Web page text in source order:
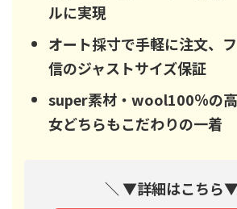
ルに実現
オート採寸で手軽に注文、
信のジャストサイズ保証
super素材・wool100％の
女どちらもこだわりの一着
＼ ▼詳細はこちら